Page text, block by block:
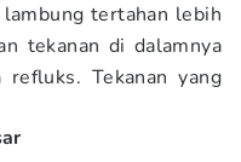
tertahan lebih
tekanan di dalamnya
refluks. Tekanan yang